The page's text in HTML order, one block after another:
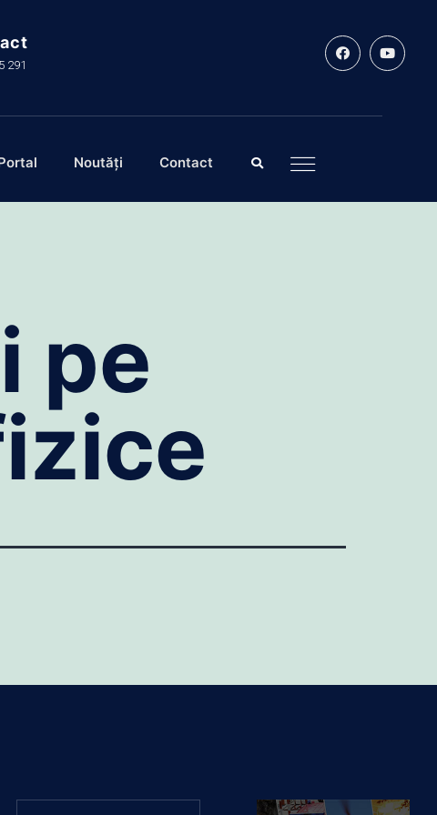
291
Noutăți Contact
pe